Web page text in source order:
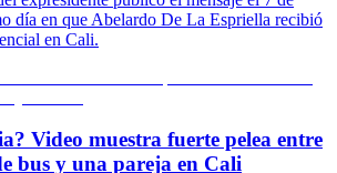
día en que Abelardo De La Espriella recibió
en Cali.
Video muestra fuerte pelea entre
bus y una pareja en Cali